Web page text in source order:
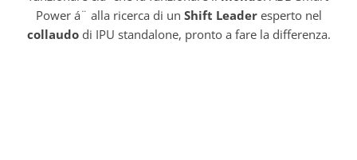
Power á¨ alla ricerca di un Shift Leaderesperto nel
collaudodi IPU standalone, pronto a fare la differenza.